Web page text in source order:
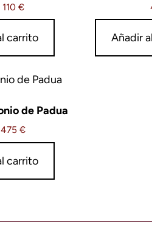
110 €
carrito Añadir
de Padua
475 €
carrito